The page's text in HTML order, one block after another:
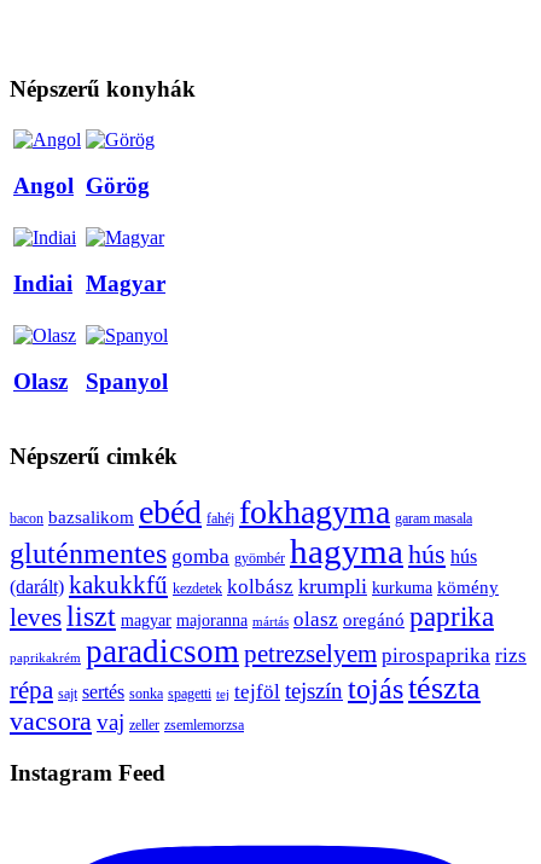
Népszerű konyhák
Angol Görög
Indiai Magyar
Olasz Spanyol
Népszerű cimkék
bacon bazsalikom ebéd fahéj fokhagyma garam masala
gluténmentes gomba gyömbér hagyma hús hús
(darált) kakukkfű kezdetek kolbász krumpli kurkuma kömény
levesliszt magyar majoranna mártás olasz oregánó paprika
paprikakrém paradicsompetrezselyem pirospaprika rizs
répa sajt sertés sonka spagetti tej tejföl tejszín tojástészta
vacsoravaj zeller zsemlemorzsa
Instagram Feed